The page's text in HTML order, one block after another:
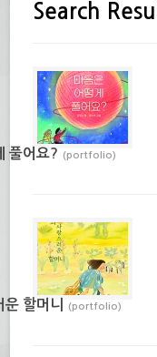
Search
풀어요? (portfolio)
할머니 (portfolio)